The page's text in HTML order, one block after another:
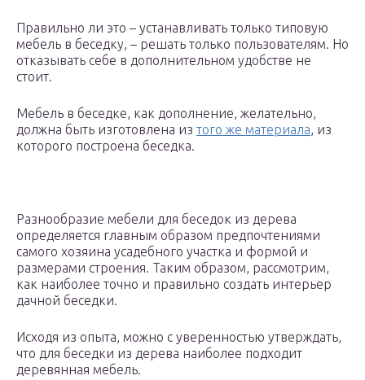
Правильно ли это – устанавливать только типовую
мебель в беседку, – решать только пользователям. Но
отказывать себе в дополнительном удобстве не
стоит.
Мебель в беседке, как дополнение, желательно,
должна быть изготовлена из того же материала, из
которого построена беседка.
Разнообразие мебели для беседок из дерева
определяется главным образом предпочтениями
самого хозяина усадебного участка и формой и
размерами строения. Таким образом, рассмотрим,
как наиболее точно и правильно создать интерьер
дачной беседки.
Исходя из опыта, можно с уверенностью утверждать,
что для беседки из дерева наиболее подходит
деревянная мебель.